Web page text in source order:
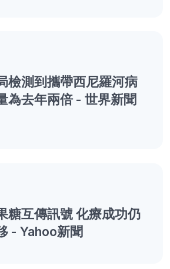
檢測到攜帶西尼羅河病
為去年兩倍 - 世界新聞
糖互傳訊號 化療成功仍
- Yahoo新聞